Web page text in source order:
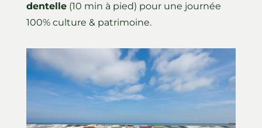
dentelle(10 min à pied) pour une journée
100% culture & patrimoine.